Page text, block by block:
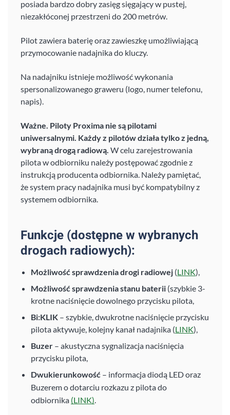
posiada bardzo dobry zasięg sięgający w pustej,
niezakłóconej przestrzeni do 200 metrów.
Pilot zawiera baterię oraz zawieszkę umożliwiającą
przymocowanie nadajnika do kluczy.
Na nadajniku istnieje możliwość wykonania
spersonalizowanego graweru (logo, numer telefonu,
napis).
Ważne. Piloty Proxima nie są pilotami
uniwersalnymi. Każdy z pilotów działa tylko z jedną,
wybraną drogą radiową. W celu zarejestrowania
pilota w odbiorniku należy postępować zgodnie z
instrukcją producenta odbiornika. Należy pamiętać,
że system pracy nadajnika musi być kompatybilny z
systemem odbiornika.
Funkcje (dostępne w wybranych
drogach radiowych):
Możliwość sprawdzenia drogi radiowej (LINK),
Możliwość sprawdzenia stanu baterii (szybkie 3-
krotne naciśnięcie dowolnego przycisku pilota,
Bi:KLIK – szybkie, dwukrotne naciśnięcie przycisku
pilota aktywuje, kolejny kanał nadajnika (LINK),
Buzer – akustyczna sygnalizacja naciśnięcia
przycisku pilota,
Dwukierunkowość – informacja diodą LED oraz
Buzerem o dotarciu rozkazu z pilota do
odbiornika (LINK).